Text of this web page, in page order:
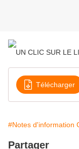
UN CLIC SUR LE
Télécharger
#Notes d'information
Partager